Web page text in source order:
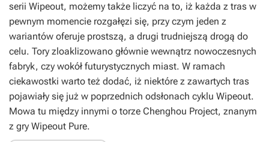
serii Wipeout, możemy także liczyć na to, iż każda z tras w
pewnym momencie rozgałęzi się, przy czym jeden z
wariantów oferuje prostszą, a drugi trudniejszą drogą do
celu. Tory zloaklizowano głównie wewnątrz nowoczesnych
fabryk, czy wokół futurystycznych miast. W ramach
ciekawostki warto też dodać, iż niektóre z zawartych tras
pojawiały się już w poprzednich odsłonach cyklu Wipeout.
Mowa tu między innymi o torze Chenghou Project, znanym
z gry Wipeout Pure.